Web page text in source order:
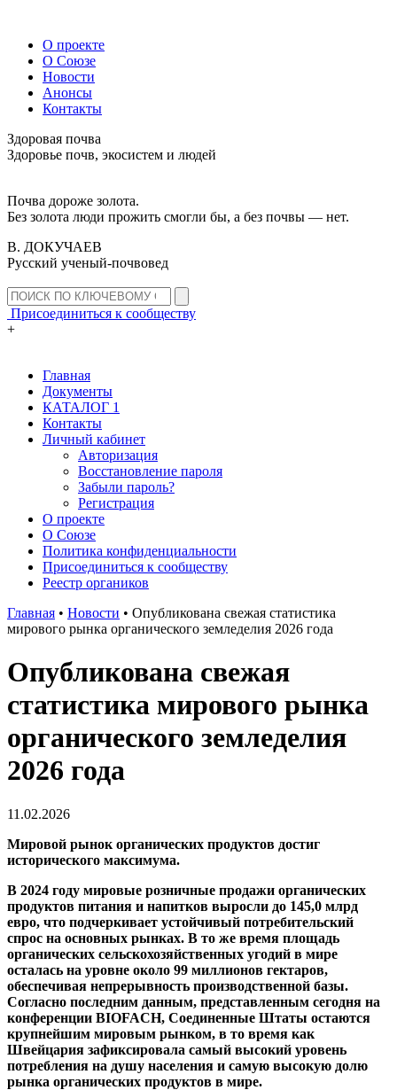
О проекте
О Союзе
Новости
Анонсы
Контакты
Здоровая почва
Здоровье почв, экосистем и людей
Почва дороже золота.
Без золота люди прожить смогли бы, а без почвы — нет.
В. ДОКУЧАЕВ
Русский ученый-почвовед
Присоединиться к сообществу
+
Главная
Документы
КАТАЛОГ 1
Контакты
Личный кабинет
Авторизация
Восстановление пароля
Забыли пароль?
Регистрация
О проекте
О Союзе
Политика конфиденциальности
Присоединиться к сообществу
Реестр органиков
Главная • Новости • Опубликована свежая статистика
мирового рынка органического земледелия 2026 года
Опубликована свежая
статистика мирового рынка
органического земледелия
2026 года
11.02.2026
Мировой рынок органических продуктов достиг
исторического максимума.
В 2024 году мировые розничные продажи органических
продуктов питания и напитков выросли до 145,0 млрд
евро, что подчеркивает устойчивый потребительский
спрос на основных рынках. В то же время площадь
органических сельскохозяйственных угодий в мире
осталась на уровне около 99 миллионов гектаров,
обеспечивая непрерывность производственной базы.
Согласно последним данным, представленным сегодня на
конференции BIOFACH, Соединенные Штаты остаются
крупнейшим мировым рынком, в то время как
Швейцария зафиксировала самый высокий уровень
потребления на душу населения и самую высокую долю
рынка органических продуктов в мире.